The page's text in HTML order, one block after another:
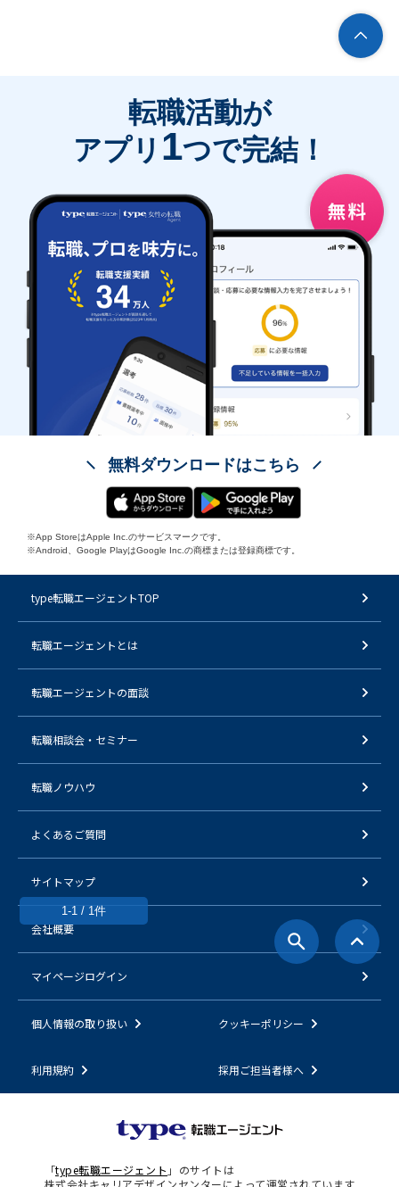
1-1 / 1件
転職活動が
アプリ 1つで完結！
無料ダウンロードはこちら
※App StoreはApple Inc.のサービスマークです。
※Android、Google PlayはGoogle Inc.の商標または登録商標です。
type転職エージェントTOP
転職エージェントとは
転職エージェントの面談
転職相談会・セミナー
転職ノウハウ
よくあるご質問
サイトマップ
会社概要
マイページログイン
個人情報の取り扱い クッキーポリシー
利用規約 採用ご担当者様へ
「type転職エージェント 」のサイトは
株式会社キャリアデザインセンターによって運営されています